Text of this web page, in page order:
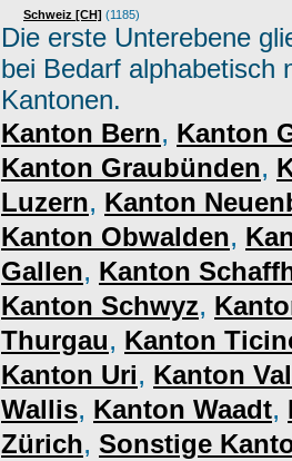
Schweiz [CH] (1185)
Die erste Unterebene
bei Bedarf alphabetisch
Kantonen.
Kanton Bern, Kanton
Kanton Graubünden,
Luzern, Kanton
Kanton Obwalden,
Gallen, Kanton
Kanton Schwyz,
Thurgau, Kanton
Kanton Uri, Kanton
Wallis, Kanton Waadt,
Zürich, Sonstige